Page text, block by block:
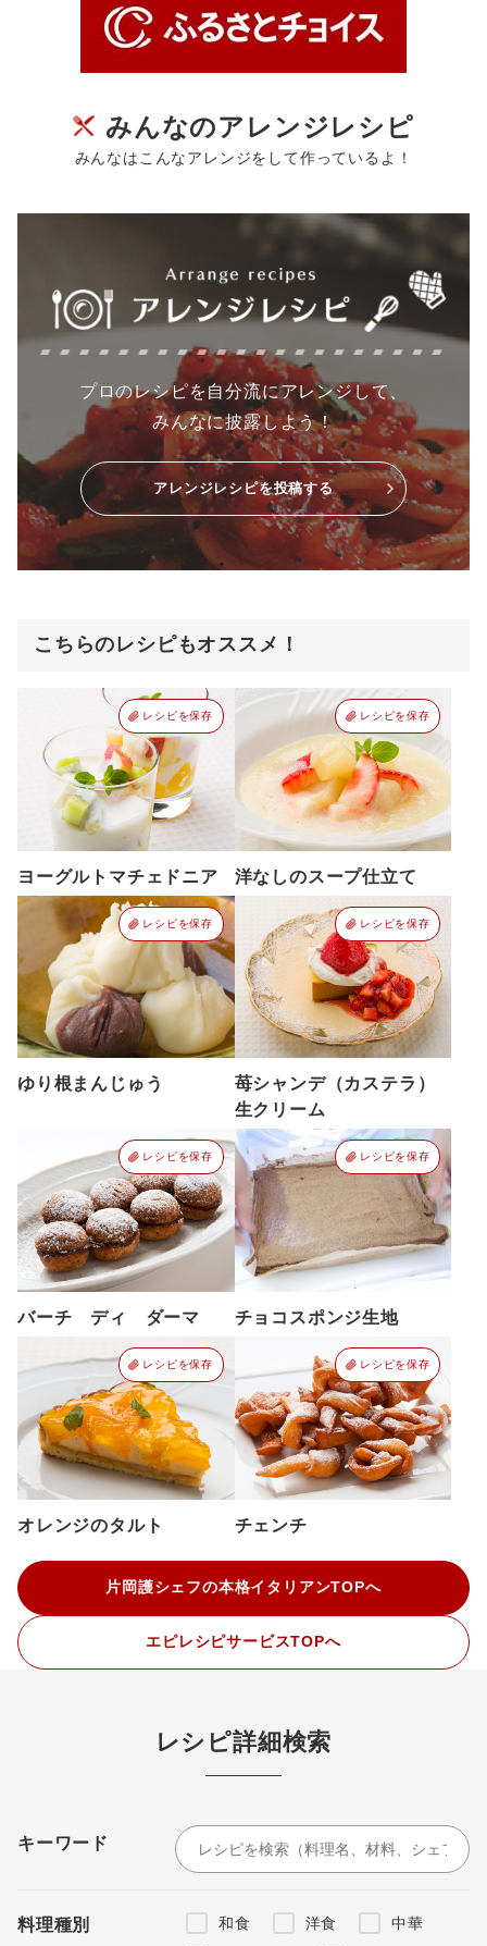
みんなのアレンジレシピ
みんなはこんなアレンジをして作っているよ！
プロのレシピを自分流にアレンジして、
みんなに披露しよう！
アレンジレシピを投稿する
こちらのレシピもオススメ！
レシピを保存
ヨーグルトマチェドニア
レシピを保存
洋なしのスープ仕立て
レシピを保存
ゆり根まんじゅう
レシピを保存
苺シャンデ（カステラ）
生クリーム
レシピを保存
バーチ ディ ダーマ
レシピを保存
チョコスポンジ生地
レシピを保存
オレンジのタルト
レシピを保存
チェンチ
片岡護シェフの本格イタリアンTOPへ
エピレシピサービスTOPへ
レシピ詳細検索
キーワード
料理種別 和食 洋食
中華